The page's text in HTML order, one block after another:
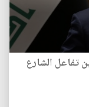
تفاعل الشارع